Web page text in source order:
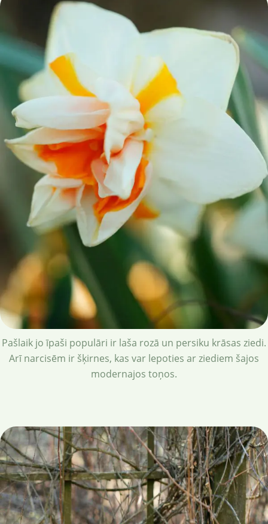
Pašlaik jo īpaši populāri ir laša rozā un persiku krāsas ziedi.
Arī narcisēm ir šķirnes, kas var lepoties ar ziediem šajos
modernajos toņos.